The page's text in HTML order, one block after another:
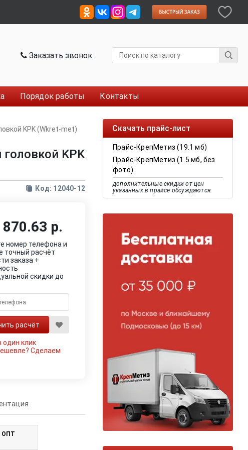
Заказать звонок
Порядок работы Контакты
Скачать прайс-лист
Прайс-КрепМетиз (19.1 мб)
Прайс-КрепМетиз (1.5 мб, без
фото)
дополнительные скидки от цен
указанных в прайсе обсуждаются.
KPK (Wkret-met)
KPK
Код: 12040-12
870.63 р.
номер телефона и
точный расчёт
заказа +
скидки до
один клик
Сделаем
ОПТ